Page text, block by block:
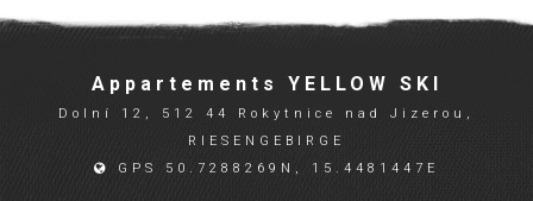
Appartements YELLOW SKI
Dolní 12, 512 44 Rokytnice nad Jizerou,
RIESENGEBIRGE
GPS 50.7288269N, 15.4481447E